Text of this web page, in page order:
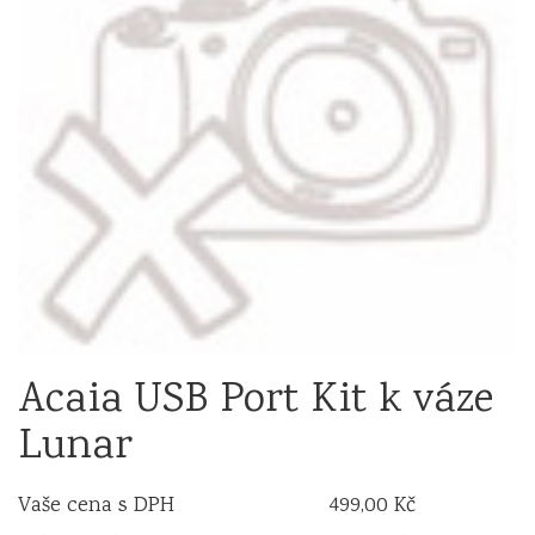
Acaia USB Port Kit k váze
Lunar
Vaše cena s DPH
499,00 Kč